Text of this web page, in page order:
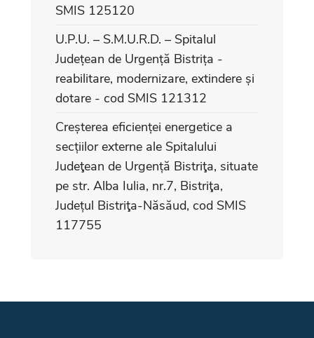
SMIS 125120
U.P.U. – S.M.U.R.D. – Spitalul
Județean de Urgență Bistrița -
reabilitare, modernizare, extindere și
dotare - cod SMIS 121312
Creșterea eficienței energetice a
secțiilor externe ale Spitalului
Judeţean de Urgență Bistriţa, situate
pe str. Alba Iulia, nr.7, Bistriţa,
Județul Bistriţa-Năsăud, cod SMIS
117755